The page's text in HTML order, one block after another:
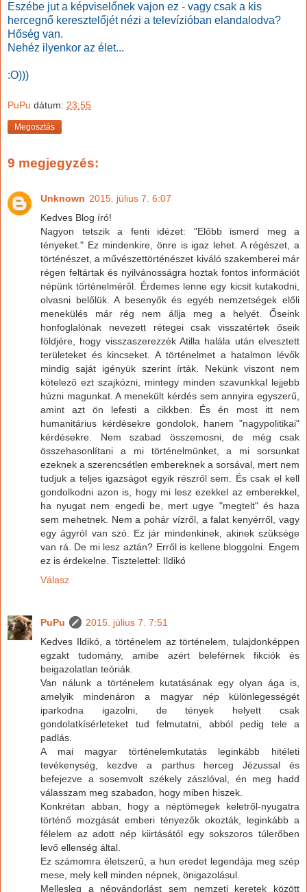
Eszébe jut a képviselőnek vajon ez - vagy csak a kis
hercegnő keresztelőjét nézi a televízióban elandalodva?
Hőség van.
Nehéz ilyenkor az élet...
:O)))
PuPu dátum: 23:55
Megosztás
9 megjegyzés:
Unknown 2015. július 7. 6:07
Kedves Blog író!
Nagyon tetszik a fenti idézet: "Előbb ismerd meg a
tényeket." Ez mindenkire, önre is igaz lehet. A régészet, a
történészet, a művészettörténészet kiváló szakemberei már
régen feltártak és nyilvánosságra hoztak fontos információt
népünk történelméről. Érdemes lenne egy kicsit kutakodni,
olvasni belőlük. A besenyők és egyéb nemzetségek előli
menekülés már rég nem állja meg a helyét. Őseink
honfoglalónak nevezett rétegei csak visszatértek őseik
földjére, hogy visszaszerezzék Atilla halála után elvesztett
területeket és kincseket. A történelmet a hatalmon lévők
mindig saját igényük szerint írták. Nekünk viszont nem
kötelező ezt szajkózni, mintegy minden szavunkkal lejjebb
húzni magunkat. A menekült kérdés sem annyira egyszerű,
amint azt ön lefesti a cikkben. És én most itt nem
humanitárius kérdésekre gondolok, hanem "nagypolitikai"
kérdésekre. Nem szabad összemosni, de még csak
összehasonlítani a mi történelmünket, a mi sorsunkat
ezeknek a szerencsétlen embereknek a sorsával, mert nem
tudjuk a teljes igazságot egyik részről sem. És csak el kell
gondolkodni azon is, hogy mi lesz ezekkel az emberekkel,
ha nyugat nem engedi be, mert ugye "megtelt" és haza
sem mehetnek. Nem a pohár vízről, a falat kenyérről, vagy
egy ágyról van szó. Ez jár mindenkinek, akinek szüksége
van rá. De mi lesz aztán? Erről is kellene bloggolni. Engem
ez is érdekelne. Tisztelettel: Ildikó
Válasz
PuPu
2015. július 7. 7:51
Kedves Ildikó, a történelem az történelem, tulajdonképpen
egzakt tudomány, amibe azért beleférnek fikciók és
beigazolatlan teóriák.
Van nálunk a történelem kutatásának egy olyan ága is,
amelyik mindenáron a magyar nép különlegességét
iparkodna igazolni, de tények helyett csak
gondolatkísérleteket tud felmutatni, abból pedig tele a
padlás.
A mai magyar történelemkutatás leginkább hitéleti
tevékenység, kezdve a parthus herceg Jézussal és
befejezve a sosemvolt székely zászlóval, én meg hadd
válasszam meg szabadon, hogy miben hiszek.
Konkrétan abban, hogy a néptömegek keletről-nyugatra
történő mozgását emberi tényezők okozták, leginkább a
félelem az adott nép kiirtásától egy sokszoros túlerőben
levő ellenség által.
Ez számomra életszerű, a hun eredet legendája meg szép
mese, mely kell minden népnek, önigazolásul.
Mellesleg a népvándorlást sem nemzeti keretek között